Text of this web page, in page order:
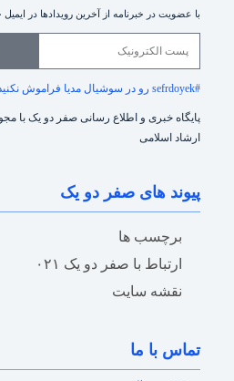
با عضویت در خبرنامه از آخرین رویدادها در ایمیل
#sefrdoyek رو در سوشیال مدیا فراموش نکنید!
پایگاه خبری و اطلاع رسانی صفر دو یک با
ارشاد اسلامی
پیوند های صفر دو یک
برچسب ها
ارتباط با صفر دو یک ۰۲۱
نقشه سایت
تماس با ما